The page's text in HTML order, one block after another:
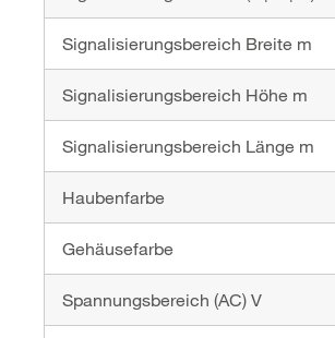
Signalisierungsbereich Breite m
Signalisierungsbereich Höhe m
Signalisierungsbereich Länge m
Haubenfarbe
Gehäusefarbe
Spannungsbereich (AC) V